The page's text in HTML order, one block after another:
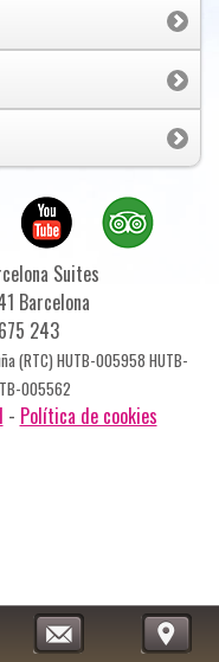
Suites
Barcelona
243
(RTC) HUTB-005958 HUTB-
005562
- Política de cookies